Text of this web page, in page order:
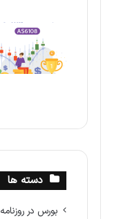
دسته ها
بورس در روزنامه